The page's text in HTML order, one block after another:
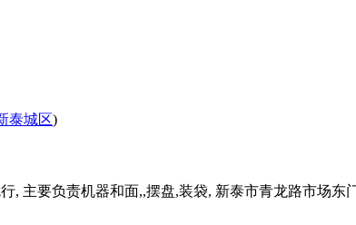
泰城区)
主要负责机器和面,,摆盘,装袋, 新泰市青龙路市场东